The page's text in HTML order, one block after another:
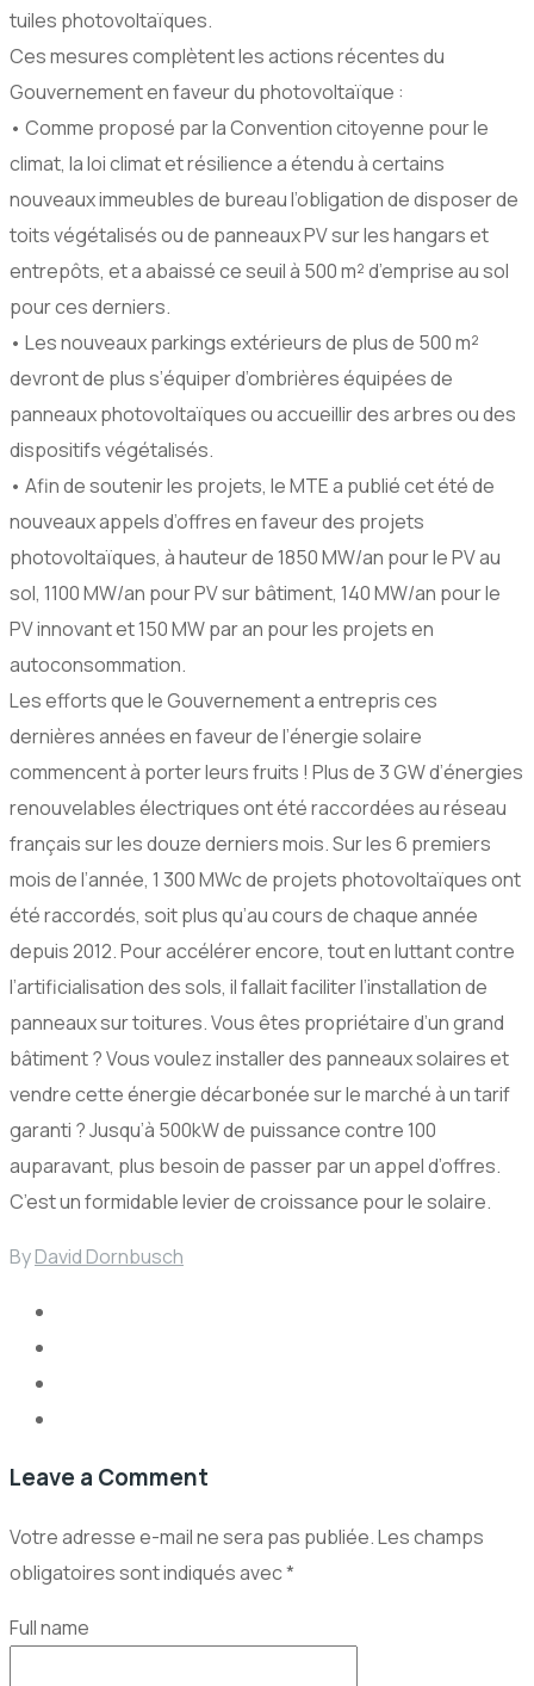
tuiles photovoltaïques.
Ces mesures complètent les actions récentes du
Gouvernement en faveur du photovoltaïque :
• Comme proposé par la Convention citoyenne pour le
climat, la loi climat et résilience a étendu à certains
nouveaux immeubles de bureau l’obligation de disposer de
toits végétalisés ou de panneaux PV sur les hangars et
entrepôts, et a abaissé ce seuil à 500 m² d’emprise au sol
pour ces derniers.
• Les nouveaux parkings extérieurs de plus de 500 m²
devront de plus s’équiper d’ombrières équipées de
panneaux photovoltaïques ou accueillir des arbres ou des
dispositifs végétalisés.
• Afin de soutenir les projets, le MTE a publié cet été de
nouveaux appels d’offres en faveur des projets
photovoltaïques, à hauteur de 1850 MW/an pour le PV au
sol, 1100 MW/an pour PV sur bâtiment, 140 MW/an pour le
PV innovant et 150 MW par an pour les projets en
autoconsommation.
Les efforts que le Gouvernement a entrepris ces
dernières années en faveur de l’énergie solaire
commencent à porter leurs fruits ! Plus de 3 GW d’énergies
renouvelables électriques ont été raccordées au réseau
français sur les douze derniers mois. Sur les 6 premiers
mois de l’année, 1 300 MWc de projets photovoltaïques ont
été raccordés, soit plus qu’au cours de chaque année
depuis 2012. Pour accélérer encore, tout en luttant contre
l’artificialisation des sols, il fallait faciliter l’installation de
panneaux sur toitures. Vous êtes propriétaire d’un grand
bâtiment ? Vous voulez installer des panneaux solaires et
vendre cette énergie décarbonée sur le marché à un tarif
garanti ? Jusqu’à 500kW de puissance contre 100
auparavant, plus besoin de passer par un appel d’offres.
C’est un formidable levier de croissance pour le solaire.
ByDavid Dornbusch
Leave a Comment
Votre adresse e-mail ne sera pas publiée.Les champs
obligatoires sont indiqués avec*
Full name